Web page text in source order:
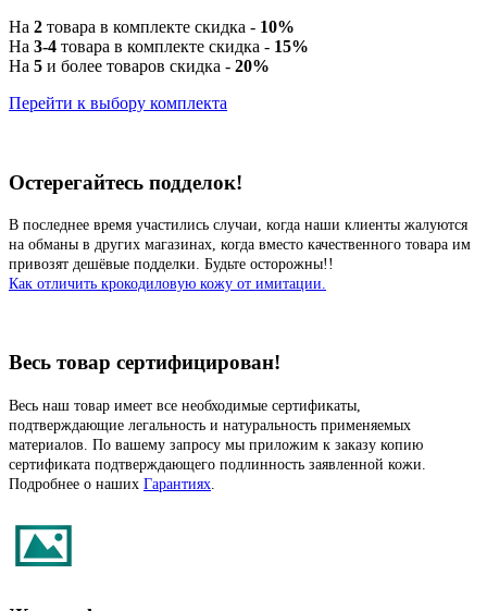
На 2 товара в комплекте скидка - 10%
На 3-4 товара в комплекте скидка - 15%
На 5 и более товаров скидка - 20%
Перейти к выбору комплекта
Остерегайтесь подделок!
В последнее время участились случаи, когда наши клиенты жалуются
на обманы в других магазинах, когда вместо качественного товара им
привозят дешёвые подделки. Будьте осторожны!!
Как отличить крокодиловую кожу от имитации.
Весь товар сертифицирован!
Весь наш товар имеет все необходимые сертификаты,
подтверждающие легальность и натуральность применяемых
материалов. По вашему запросу мы приложим к заказу копию
сертификата подтверждающего подлинность заявленной кожи.
Подробнее о наших Гарантиях